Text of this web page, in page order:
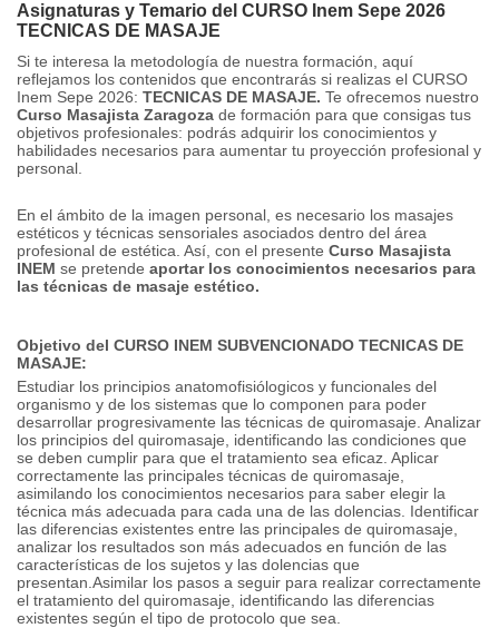
Asignaturas y Temario del CURSO Inem Sepe 2026
TECNICAS DE MASAJE
Si te interesa la metodología de nuestra formación, aquí
reflejamos los contenidos que encontrarás si realizas el CURSO
Inem Sepe 2026: TECNICAS DE MASAJE. Te ofrecemos nuestro
Curso Masajista Zaragoza de formación para que consigas tus
objetivos profesionales: podrás adquirir los conocimientos y
habilidades necesarios para aumentar tu proyección profesional y
personal.
En el ámbito de la imagen personal, es necesario los masajes
estéticos y técnicas sensoriales asociados dentro del área
profesional de estética. Así, con el presente Curso Masajista
INEM se pretende aportar los conocimientos necesarios para
las técnicas de masaje estético.
Objetivo del CURSO INEM SUBVENCIONADO TECNICAS DE
MASAJE:
Estudiar los principios anatomofisiólogicos y funcionales del
organismo y de los sistemas que lo componen para poder
desarrollar progresivamente las técnicas de quiromasaje. Analizar
los principios del quiromasaje, identificando las condiciones que
se deben cumplir para que el tratamiento sea eficaz. Aplicar
correctamente las principales técnicas de quiromasaje,
asimilando los conocimientos necesarios para saber elegir la
técnica más adecuada para cada una de las dolencias. Identificar
las diferencias existentes entre las principales de quiromasaje,
analizar los resultados son más adecuados en función de las
características de los sujetos y las dolencias que
presentan. Asimilar los pasos a seguir para realizar correctamente
el tratamiento del quiromasaje, identificando las diferencias
existentes según el tipo de protocolo que sea.